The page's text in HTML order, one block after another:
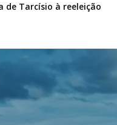
de Tarcísio à reeleição